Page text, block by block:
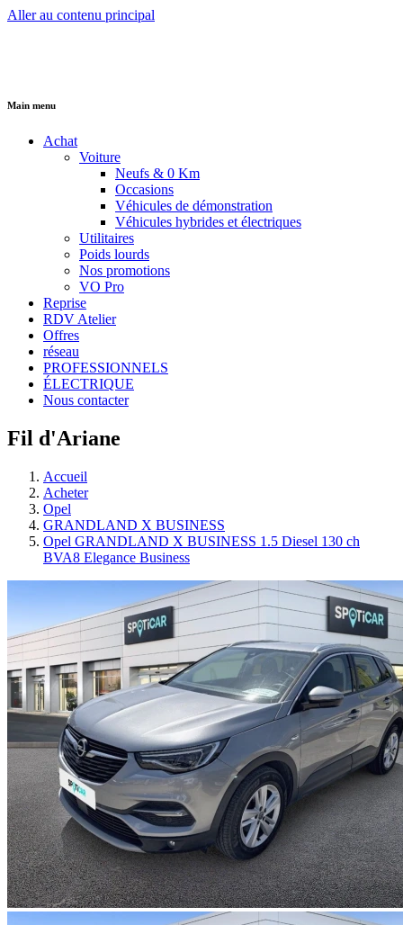
Aller au contenu principal
Main menu
Achat
Voiture
Neufs & 0 Km
Occasions
Véhicules de démonstration
Véhicules hybrides et électriques
Utilitaires
Poids lourds
Nos promotions
VO Pro
Reprise
RDV Atelier
Offres
réseau
PROFESSIONNELS
ÉLECTRIQUE
Nous contacter
Fil d'Ariane
Accueil
Acheter
Opel
GRANDLAND X BUSINESS
Opel GRANDLAND X BUSINESS 1.5 Diesel 130 ch
BVA8 Elegance Business